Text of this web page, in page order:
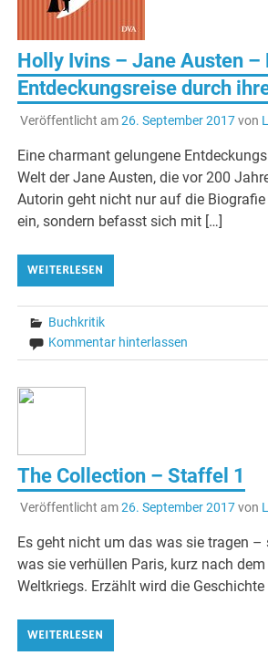
Holly Ivins – Jane Austen –
Entdeckungsreise durch
Veröffentlicht am26. September 2017von
Eine charmant gelungene
Welt der Jane Austen, die vor 200
Autorin geht nicht nur auf die
ein, sondern befasst sich mit […]
WEITERLESEN
Buchkritik
Kommentar hinterlassen
The Collection – Staffel 1
Veröffentlicht am26. September 2017von
Es geht nicht um das was sie tragen –
was sie verhüllen Paris, kurz nach dem
Weltkriegs. Erzählt wird die
WEITERLESEN